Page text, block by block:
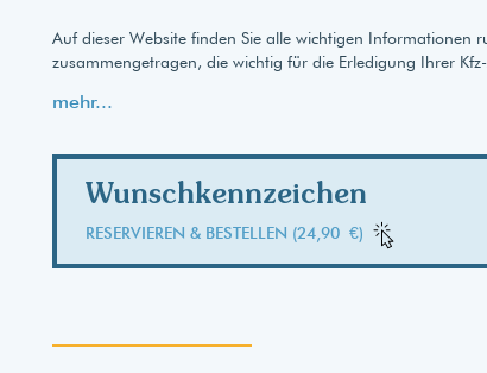
Auf dieser Website finden Sie alle wichtigen Informationen
zusammengetragen, die wichtig für die Erledigung Ihrer
mehr...
Wunschkennzeichen
RESERVIEREN & BESTELLEN (24,90 €)